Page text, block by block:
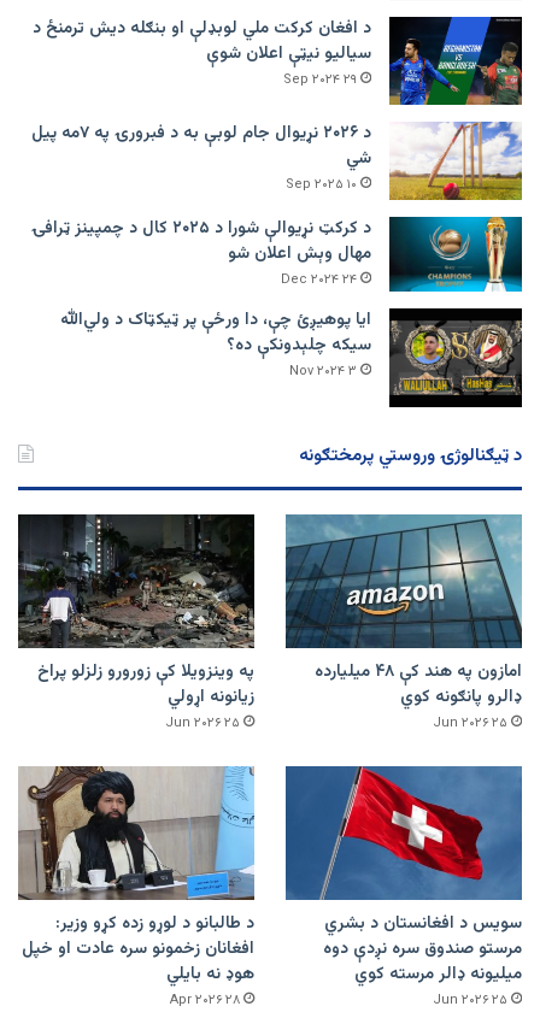
د افغان کرکت ملي لوبډلې او بنګله دیش ترمنځ د
سیالیو نیټې اعلان شوې
۲۹ Sep ۲۰۲۴
د ۲۰۲۶ نړیوال جام لوبې به د فبرورۍ په ۷مه پیل
شي
۱۰ Sep ۲۰۲۵
د کرکټ نړیوالې شورا د ۲۰۲۵ کال د چمپینز ټرافۍ
مهال وېش اعلان شو
۲۴ Dec ۲۰۲۴
ایا پوهیږئ چې، دا ورځې پر ټيکټاک د ولي‌الله
سیکه چلېدونکې ده؟
۳ Nov ۲۰۲۴
د ټیګنالوژۍ وروستي پرمختګونه
امازون په هند کې ۴۸ میلیارده
ډالرو پانګونه کوي
۲۵ Jun ۲۰۲۶
په وینزویلا کې زورورو زلزلو پراخ
زیانونه اړولي
۲۵ Jun ۲۰۲۶
سویس د افغانستان د بشري
مرستو صندوق سره نږدې دوه
میلیونه ډالر مرسته کوي
۲۵ Jun ۲۰۲۶
د طالبانو د لوړو زده کړو وزیر:
افغانان زخمونو سره عادت او خپل
هوډ نه بایلي
۲۸ Apr ۲۰۲۶